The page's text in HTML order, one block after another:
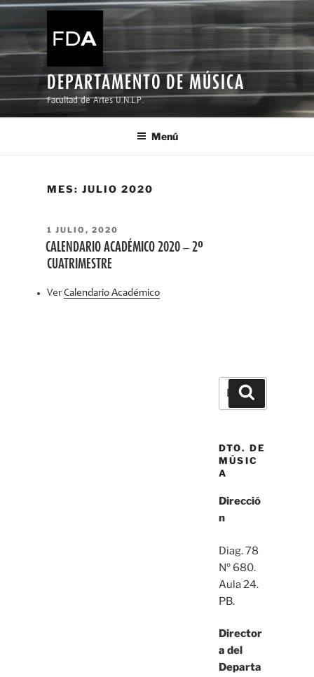
Ir
DEPARTAMENTO DE MÚSICA
Facultad de Artes U.N.L.P.
Menú
MES:JULIO 2020
PUBLICADO
EL
1 JULIO, 2020
CALENDARIO ACADÉMICO 2020 – 2º
CUATRIMESTRE
VerCalendario Académico
Buscar
DTO. DE
MÚSIC
A
Direcció
n
Diag. 78
Nº 680.
Aula 24.
PB.
Director
a del
Departa